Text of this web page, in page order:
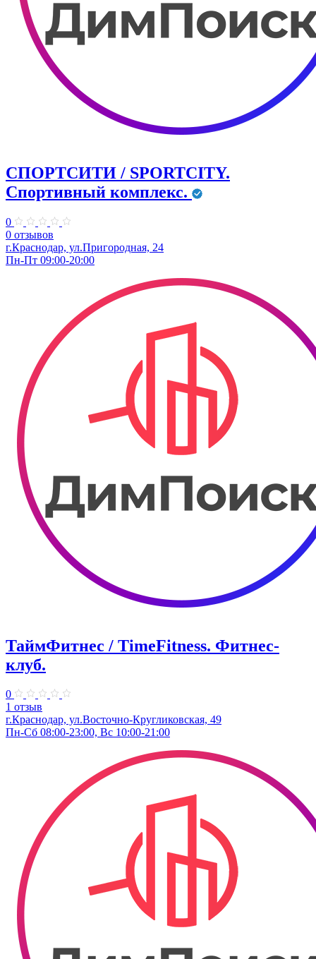
СПОРТСИТИ / SPORTCITY.
Спортивный комплекс.
0
0 отзывов
г.Краснодар, ул.Пригородная, 24
Пн-Пт 09:00-20:00
ТаймФитнес / TimeFitness. Фитнес-
клуб.
0
1 отзыв
г.Краснодар, ул.Восточно-Кругликовская, 49
Пн-Сб 08:00-23:00, Вс 10:00-21:00